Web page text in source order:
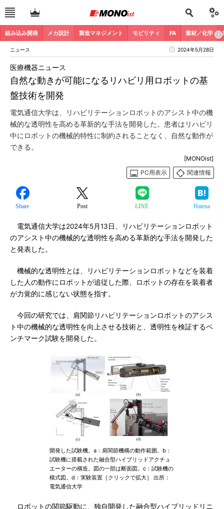
組み込み開発 メカ設計 製造マネジメント モビリティ FA 素材／化学
ニュース 2024年5月28日
自然な動きが可能になるリハビリ用ロボットの基
盤技術を開発
医療機器ニュース
電気通信大学は、リハビリテーションロボットのアシスト中の機
械的な透明性を高める革新的な手法を開発した。患者はリハビリ
中にロボットの機械的特性に制約されることなく、自然な動作が
できる。
[MONOist]
PC用表示
関連情報
Share Post LINE Hatena
電気通信大学は2024年5月13日、リハビリテーションロボット
のアシスト中の機械的な透明性を高める革新的な手法を開発した
と発表した。
機械的な透明性とは、リハビリテーションロボットなどを装着
した人の動作にロボットが追従した際、ロボットの存在を装着者
が力覚的に感じない状態を指す。
今回の研究では、肩関節リハビリテーションロボットのアシス
ト中の機械的な透明性を向上させる技術と、透明性を検証するベ
ンチマーク試験を開発した。
開発した試験機。a：肩関節機構の動作範囲。b：
試験機に搭載された融合型ハイブリッドアクチュ
エーターの構造。図の一部は断面図。c：試験機の
模式図。d：実験装置［クリックで拡大］ 出所：
電気通信大学
ロボットの関節駆動に、独自開発した融合型ハイブリッドリニ